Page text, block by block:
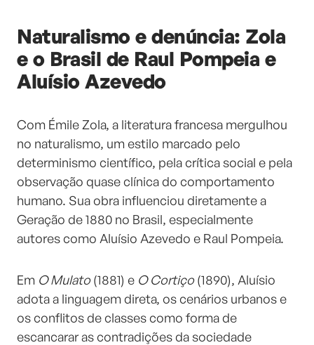
Naturalismo e denúncia: Zola
e o Brasil de Raul Pompeia e
Aluísio Azevedo
Com Émile Zola, a literatura francesa mergulhou
no naturalismo, um estilo marcado pelo
determinismo científico, pela crítica social e pela
observação quase clínica do comportamento
humano. Sua obra influenciou diretamente a
Geração de 1880 no Brasil, especialmente
autores como Aluísio Azevedo e Raul Pompeia.
Em O Mulato(1881) e O Cortiço(1890), Aluísio
adota a linguagem direta, os cenários urbanos e
os conflitos de classes como forma de
escancarar as contradições da sociedade